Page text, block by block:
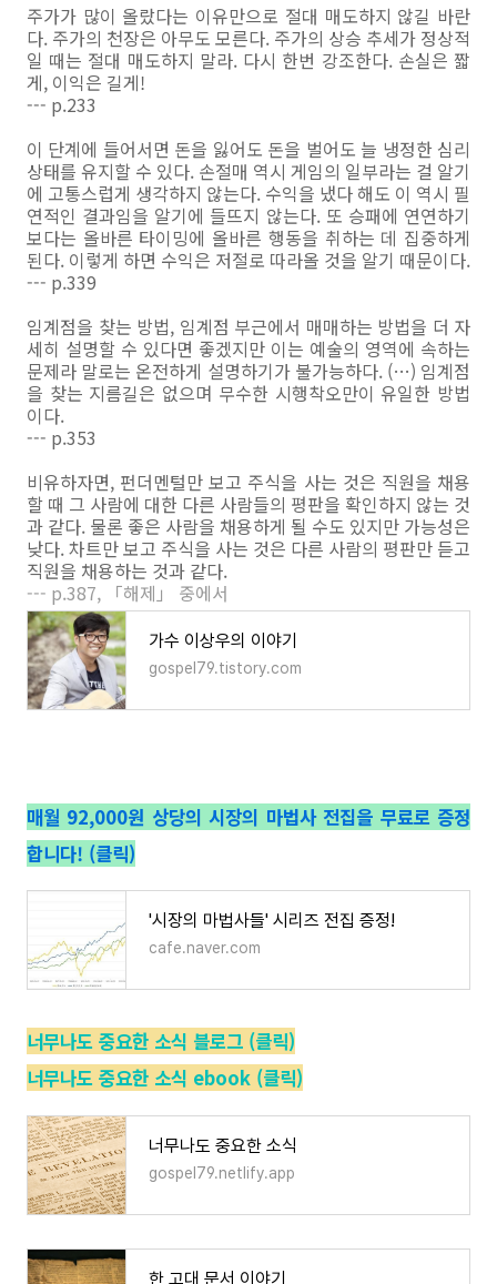
주가가 많이 올랐다는 이유만으로 절대 매도하지 않길 바란
다. 주가의 천장은 아무도 모른다. 주가의 상승 추세가 정상적
일 때는 절대 매도하지 말라. 다시 한번 강조한다. 손실은 짧
게, 이익은 길게!
--- p.233
이 단계에 들어서면 돈을 잃어도 돈을 벌어도 늘 냉정한 심리
상태를 유지할 수 있다. 손절매 역시 게임의 일부라는 걸 알기
에 고통스럽게 생각하지 않는다. 수익을 냈다 해도 이 역시 필
연적인 결과임을 알기에 들뜨지 않는다. 또 승패에 연연하기
보다는 올바른 타이밍에 올바른 행동을 취하는 데 집중하게
된다. 이렇게 하면 수익은 저절로 따라올 것을 알기 때문이다.
--- p.339
임계점을 찾는 방법, 임계점 부근에서 매매하는 방법을 더 자
세히 설명할 수 있다면 좋겠지만 이는 예술의 영역에 속하는
문제라 말로는 온전하게 설명하기가 불가능하다. (…) 임계점
을 찾는 지름길은 없으며 무수한 시행착오만이 유일한 방법
이다.
--- p.353
비유하자면, 펀더멘털만 보고 주식을 사는 것은 직원을 채용
할 때 그 사람에 대한 다른 사람들의 평판을 확인하지 않는 것
과 같다. 물론 좋은 사람을 채용하게 될 수도 있지만 가능성은
낮다. 차트만 보고 주식을 사는 것은 다른 사람의 평판만 듣고
직원을 채용하는 것과 같다.
--- p.387, 「해제」 중에서
가수 이상우의 이야기
gospel79.tistory.com
매월 92,000원 상당의 시장의 마법사 전집을 무료로 증정
합니다! (클릭)
'시장의 마법사들' 시리즈 전집 증정!
cafe.naver.com
너무나도 중요한 소식 블로그 (클릭)
너무나도 중요한 소식 ebook (클릭)
너무나도 중요한 소식
gospel79.netlify.app
한 고대 문서 이야기